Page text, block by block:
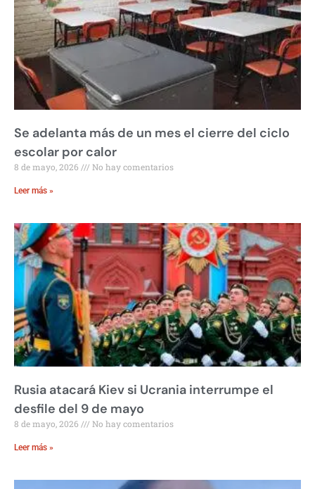
Se adelanta más de un mes el cierre del ciclo
escolar por calor
8 de mayo, 2026 No hay comentarios
Leer más »
Rusia atacará Kiev si Ucrania interrumpe el
desfile del 9 de mayo
8 de mayo, 2026 No hay comentarios
Leer más »